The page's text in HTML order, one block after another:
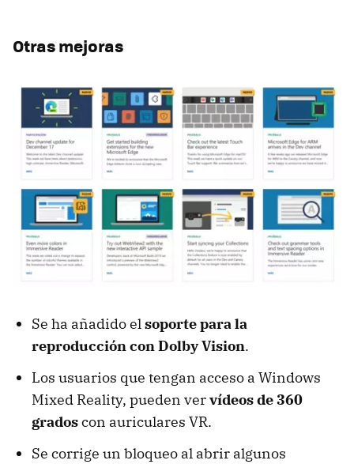
Otras mejoras
Se ha añadido el soporte para la
reproducción con Dolby Vision.
Los usuarios que tengan acceso a Windows
Mixed Reality, pueden vervídeos de 360
gradoscon auriculares VR.
Se corrige un bloqueo al abrir algunos